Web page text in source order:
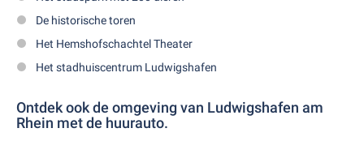
De historische toren
Het Hemshofschachtel Theater
Het stadhuiscentrum Ludwigshafen
Ontdek ook de omgeving van Ludwigshafen am
Rhein met de huurauto.